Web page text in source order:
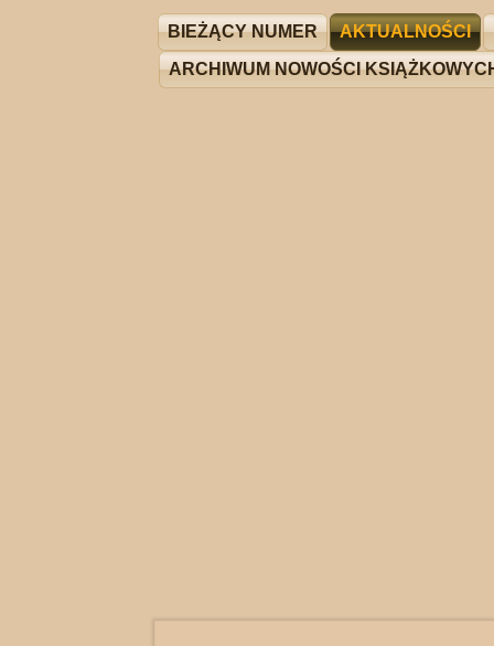
BIEŻĄCY NUMER AKTUALNOŚCI
ARCHIWUM NOWOŚCI